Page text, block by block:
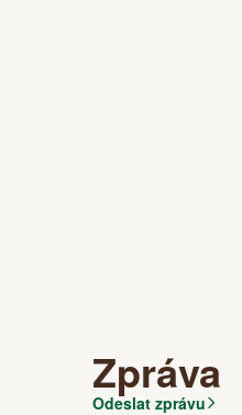
Zpráva
Odeslat zprávu